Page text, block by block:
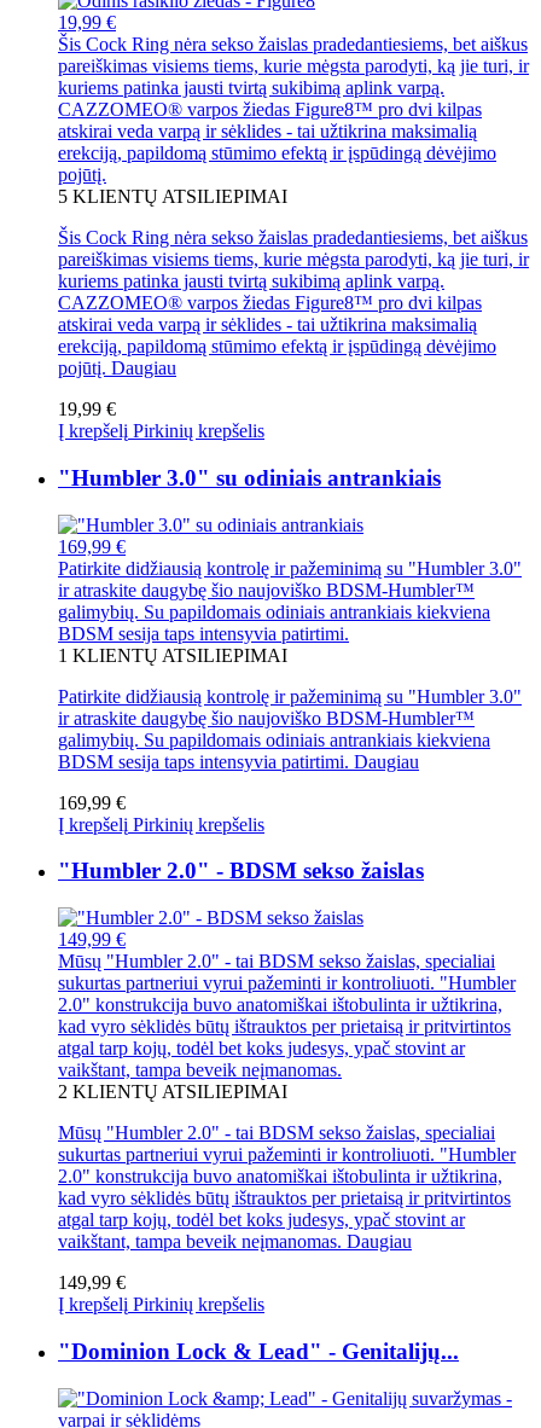
19,99 €
Šis Cock Ring nėra sekso žaislas pradedantiesiems, bet aiškus
pareiškimas visiems tiems, kurie mėgsta parodyti, ką jie turi, ir
kuriems patinka jausti tvirtą sukibimą aplink varpą.
CAZZOMEO® varpos žiedas Figure8™ pro dvi kilpas
atskirai veda varpą ir sėklides - tai užtikrina maksimalią
erekciją, papildomą stūmimo efektą ir įspūdingą dėvėjimo
pojūtį.
5 KLIENTŲ ATSILIEPIMAI
Šis Cock Ring nėra sekso žaislas pradedantiesiems, bet aiškus
pareiškimas visiems tiems, kurie mėgsta parodyti, ką jie turi, ir
kuriems patinka jausti tvirtą sukibimą aplink varpą.
CAZZOMEO® varpos žiedas Figure8™ pro dvi kilpas
atskirai veda varpą ir sėklides - tai užtikrina maksimalią
erekciją, papildomą stūmimo efektą ir įspūdingą dėvėjimo
pojūtį. Daugiau
19,99 €
Į krepšelį Pirkinių krepšelis
"Humbler 3.0" su odiniais antrankiais
169,99 €
Patirkite didžiausią kontrolę ir pažeminimą su "Humbler 3.0"
ir atraskite daugybę šio naujoviško BDSM-Humbler™
galimybių. Su papildomais odiniais antrankiais kiekviena
BDSM sesija taps intensyvia patirtimi.
1 KLIENTŲ ATSILIEPIMAI
Patirkite didžiausią kontrolę ir pažeminimą su "Humbler 3.0"
ir atraskite daugybę šio naujoviško BDSM-Humbler™
galimybių. Su papildomais odiniais antrankiais kiekviena
BDSM sesija taps intensyvia patirtimi. Daugiau
169,99 €
Į krepšelį Pirkinių krepšelis
"Humbler 2.0" - BDSM sekso žaislas
149,99 €
Mūsų "Humbler 2.0" - tai BDSM sekso žaislas, specialiai
sukurtas partneriui vyrui pažeminti ir kontroliuoti. "Humbler
2.0" konstrukcija buvo anatomiškai ištobulinta ir užtikrina,
kad vyro sėklidės būtų ištrauktos per prietaisą ir pritvirtintos
atgal tarp kojų, todėl bet koks judesys, ypač stovint ar
vaikštant, tampa beveik neįmanomas.
2 KLIENTŲ ATSILIEPIMAI
Mūsų "Humbler 2.0" - tai BDSM sekso žaislas, specialiai
sukurtas partneriui vyrui pažeminti ir kontroliuoti. "Humbler
2.0" konstrukcija buvo anatomiškai ištobulinta ir užtikrina,
kad vyro sėklidės būtų ištrauktos per prietaisą ir pritvirtintos
atgal tarp kojų, todėl bet koks judesys, ypač stovint ar
vaikštant, tampa beveik neįmanomas. Daugiau
149,99 €
Į krepšelį Pirkinių krepšelis
"Dominion Lock & Lead" - Genitalijų...